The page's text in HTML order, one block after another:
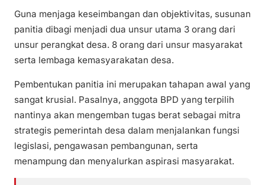
Guna menjaga keseimbangan dan objektivitas, susunan
panitia dibagi menjadi dua unsur utama 3 orang dari
unsur perangkat desa. 8 orang dari unsur masyarakat
serta lembaga kemasyarakatan desa.
Pembentukan panitia ini merupakan tahapan awal yang
sangat krusial. Pasalnya, anggota BPD yang terpilih
nantinya akan mengemban tugas berat sebagai mitra
strategis pemerintah desa dalam menjalankan fungsi
legislasi, pengawasan pembangunan, serta
menampung dan menyalurkan aspirasi masyarakat.